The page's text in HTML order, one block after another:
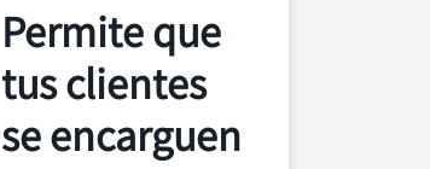
Permite que
tus clientes
se encarguen